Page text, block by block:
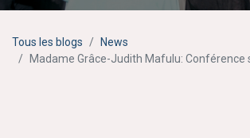
Tous les blogs
News
Madame Grâce-Judith Mafulu: Conférence sur l'Intelligence